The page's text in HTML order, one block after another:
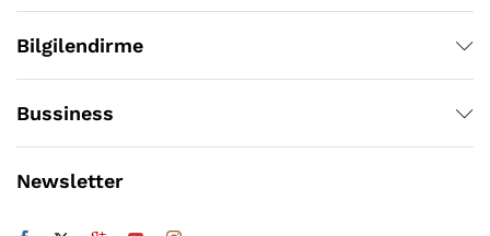
Bilgilendirme
Bussiness
Newsletter